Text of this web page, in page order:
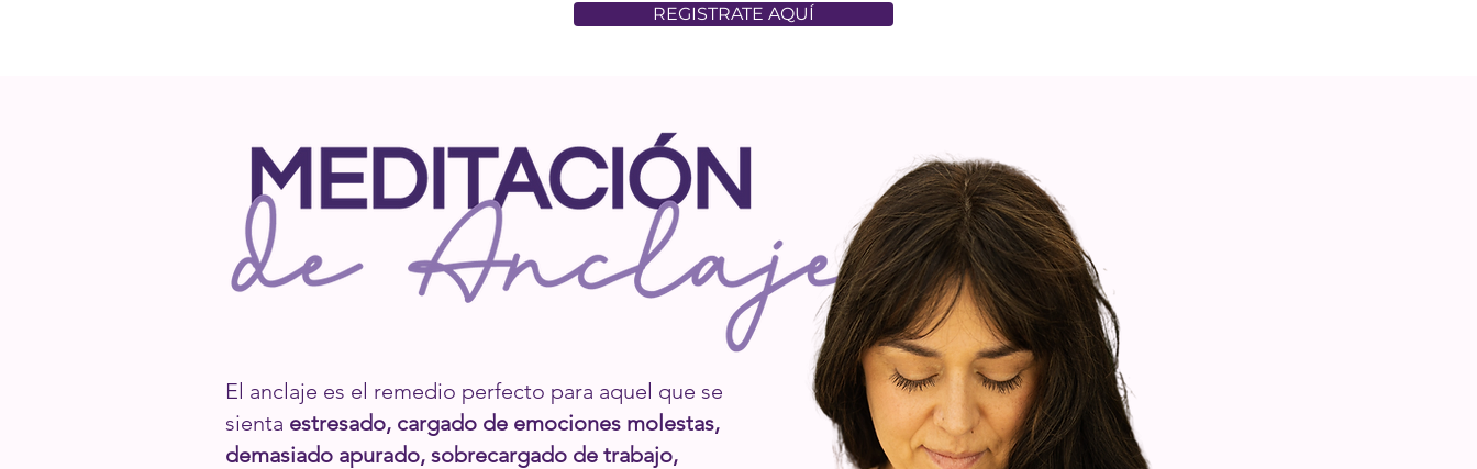
REGISTRATE AQUÍ
El anclaje es el remedio perfecto para aquel que se
sienta estresado, cargado de emociones molestas,
demasiado apurado, sobrecargado de trabajo,